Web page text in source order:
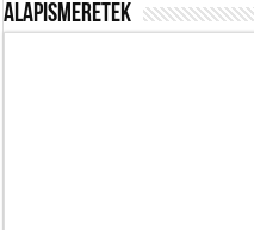
Alapismeretek